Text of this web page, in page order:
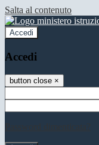
Salta al contenuto
Accedi
Accedi
button close ×